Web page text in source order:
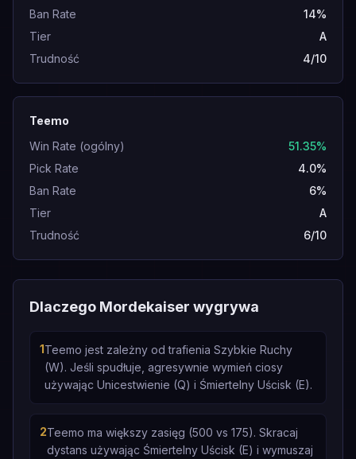
Ban Rate
14%
Tier
A
Trudność
4/10
Teemo
Win Rate (ogólny)
51.35%
Pick Rate
4.0%
Ban Rate
6%
Tier
A
Trudność
6/10
Dlaczego Mordekaiser wygrywa
1Teemo jest zależny od trafienia Szybkie Ruchy
(W). Jeśli spudłuje, agresywnie wymień ciosy
używając Unicestwienie (Q) i Śmiertelny Uścisk (E).
2Teemo ma większy zasięg (500 vs 175). Skracaj
dystans używając Śmiertelny Uścisk (E) i wymuszaj